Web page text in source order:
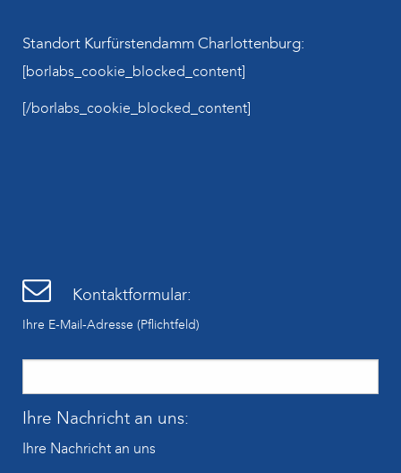
Standort Kurfürstendamm Charlottenburg:
[borlabs_cookie_blocked_content]
[/borlabs_cookie_blocked_content]
Kontaktformular:
Ihre E-Mail-Adresse (Pflichtfeld)
Ihre Nachricht an uns:
Ihre Nachricht an uns